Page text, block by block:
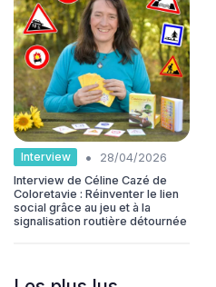
Interview •
28/04/2026
Interview de Céline Cazé de
Coloretavie : Réinventer le lien
social grâce au jeu et à la
signalisation routière détournée